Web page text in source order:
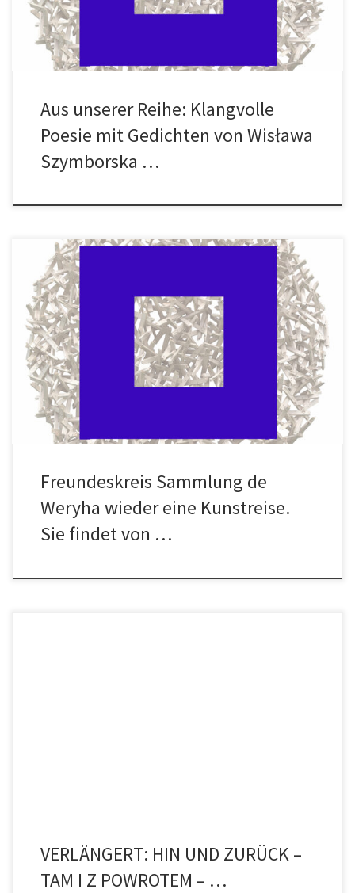
vortragen werden. Sie werden musikalisch vom […]
Aus unserer Reihe: Klangvolle
Poesie mit Gedichten von Wisława
Szymborska …
Liebe Freunde, hier kommt noch einmal ein Hinweis auf unser
morgiges Sommerfest. Es beginnt um 15.00 Uhr und wir freuen uns
auf eure Teilnahme. Und es gibt noch eine Möglichkeit, Kunst zu
genießen. Unser Mitglied Horst Sellhusen hat für Zeitraum vom
30.9. – 3.10.2022 wieder eine Kunstreise […]
Freundeskreis Sammlung de
Weryha wieder eine Kunstreise.
Sie findet von …
VERLÄNGERT: HIN UND ZURÜCK –
TAM I Z POWROTEM – …